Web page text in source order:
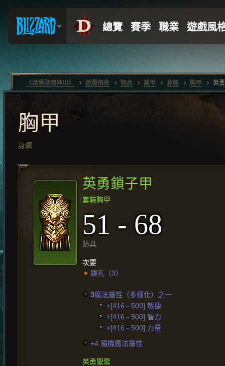
胸甲
身軀
英勇鎖子甲
套裝胸甲
51 - 68
防具
次要
鑲孔（3）
3魔法屬性（多樣化）之一
+[416 - 500] 敏捷
+[416 - 500] 智力
+[416 - 500] 力量
+4 隨機魔法屬性
英勇聖禦
《暗黑破壞神III》 遊戲指南 物品 護甲 身軀 胸甲 英